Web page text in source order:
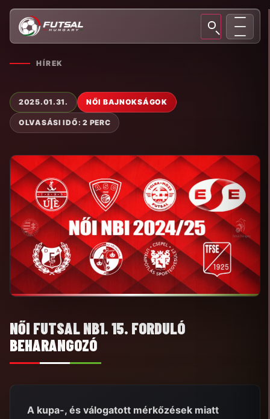
HÍREK
2025.01.31. NŐI BAJNOKSÁGOK
OLVASÁSI IDŐ: 2 PERC
NŐI FUTSAL NB1. 15. FORDULÓ
BEHARANGOZÓ
A kupa-, és válogatott mérkőzések miatt